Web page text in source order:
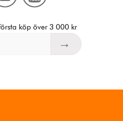
köp över 3 000 kr